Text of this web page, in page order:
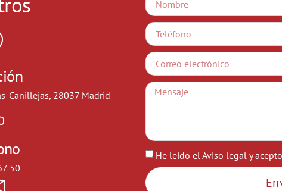
Canillejas, 28037 Madrid
50
He leído el Aviso legal y